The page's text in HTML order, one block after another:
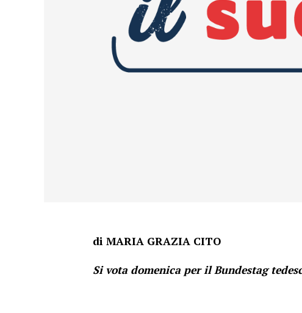
di MARIA GRAZIA CITO
Si vota domenica per il Bundestag